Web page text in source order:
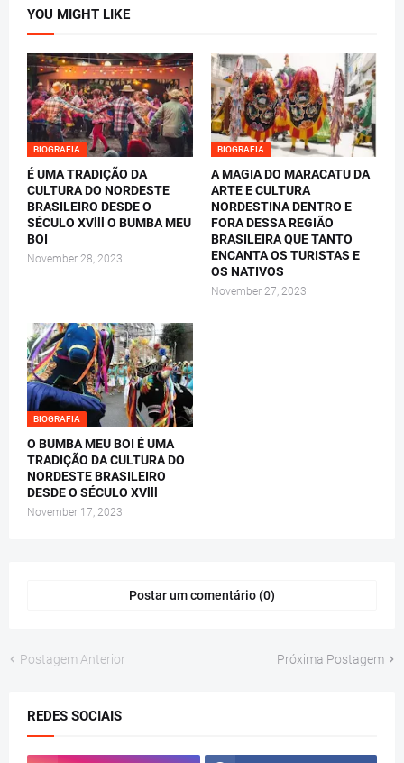
YOU MIGHT LIKE
BIOGRAFIA
É UMA TRADIÇÃO DA
CULTURA DO NORDESTE
BRASILEIRO DESDE O
SÉCULO XVlll O BUMBA MEU
BOI
November 28, 2023
BIOGRAFIA
A MAGIA DO MARACATU DA
ARTE E CULTURA
NORDESTINA DENTRO E
FORA DESSA REGIÃO
BRASILEIRA QUE TANTO
ENCANTA OS TURISTAS E
OS NATIVOS
November 27, 2023
BIOGRAFIA
O BUMBA MEU BOI É UMA
TRADIÇÃO DA CULTURA DO
NORDESTE BRASILEIRO
DESDE O SÉCULO XVlll
November 17, 2023
Postar um comentário (0)
Postagem Anterior Próxima Postagem
REDES SOCIAIS